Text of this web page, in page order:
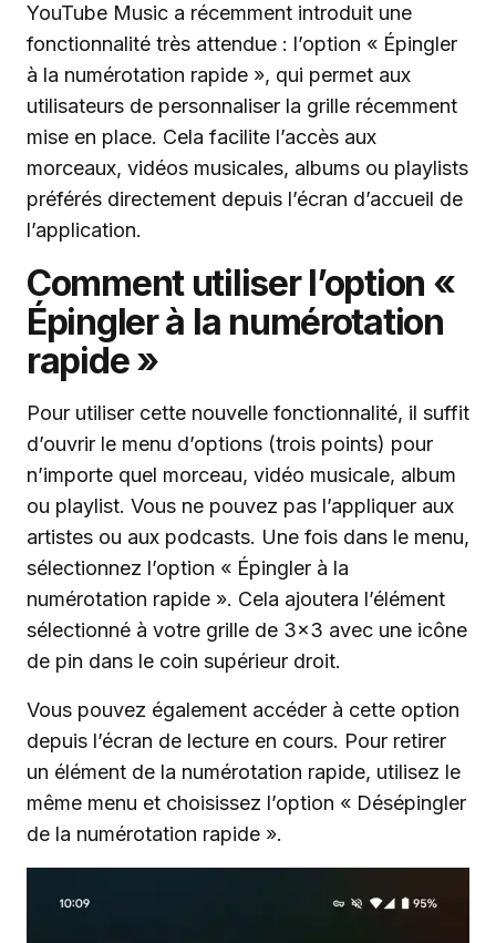
YouTube Music a récemment introduit une
fonctionnalité très attendue : l’option « Épingler
à la numérotation rapide », qui permet aux
utilisateurs de personnaliser la grille récemment
mise en place. Cela facilite l’accès aux
morceaux, vidéos musicales, albums ou playlists
préférés directement depuis l’écran d’accueil de
l’application.
Comment utiliser l’option «
Épingler à la numérotation
rapide »
Pour utiliser cette nouvelle fonctionnalité, il suffit
d’ouvrir le menu d’options (trois points) pour
n’importe quel morceau, vidéo musicale, album
ou playlist. Vous ne pouvez pas l’appliquer aux
artistes ou aux podcasts. Une fois dans le menu,
sélectionnez l’option « Épingler à la
numérotation rapide ». Cela ajoutera l’élément
sélectionné à votre grille de 3×3 avec une icône
de pin dans le coin supérieur droit.
Vous pouvez également accéder à cette option
depuis l’écran de lecture en cours. Pour retirer
un élément de la numérotation rapide, utilisez le
même menu et choisissez l’option « Désépingler
de la numérotation rapide ».